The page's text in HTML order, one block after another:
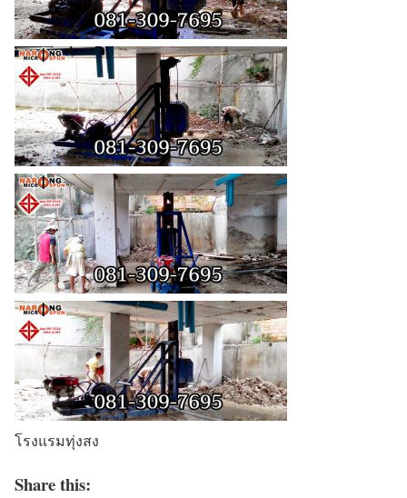
โรงแรมทุ่งสง
Share this: